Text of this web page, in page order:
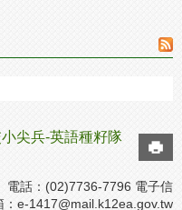
尖兵-英語種籽隊
話：(02)7736-7796 電子信
e-1417@mail.k12ea.gov.tw